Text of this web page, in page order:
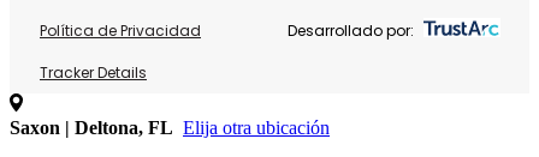
Política de Privacidad
Tracker Details
Desarrollado por:
Saxon | Deltona, FL Elija otra ubicación